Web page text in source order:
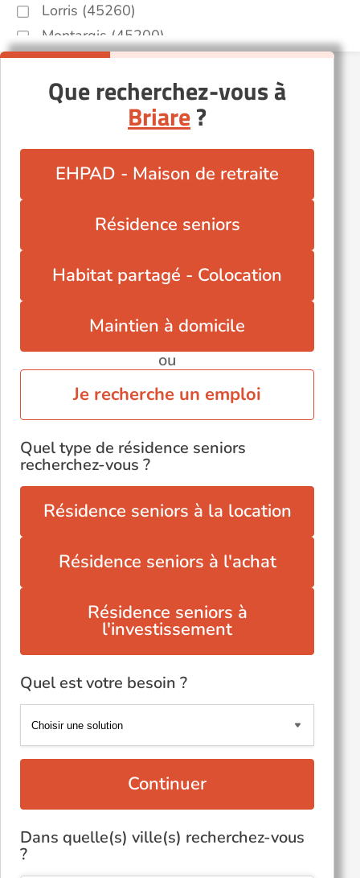
Lorris (45260)
Montargis (45200)
Olivet (45160)
Orléans (45000)
Pithiviers (45300)
Puiseaux (45390)
Saint-Jean-de-Braye (45800)
Sully-sur-Loire (45600)
Que recherchez-vous à
Briare?
EHPAD - Maison de retraite
Résidence seniors
Habitat partagé - Colocation
Maintien à domicile
ou
Je recherche un emploi
Quel type de résidence seniors
recherchez-vous ?
Résidence seniors à la location
Résidence seniors à l'achat
Résidence seniors à
l'investissement
Quel est votre besoin ?
Continuer
Dans quelle(s) ville(s) recherchez-vous
?